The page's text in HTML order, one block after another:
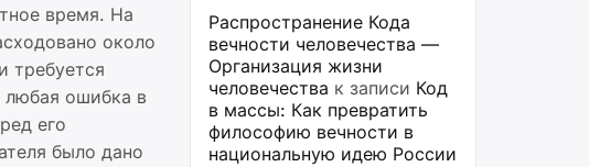
время. На
около
требуется
любая ошибка в
его
было дано
Распространение Кода
вечности человечества —
Организация жизни
человечества к записи Код
в массы: Как превратить
философию вечности в
национальную идею России